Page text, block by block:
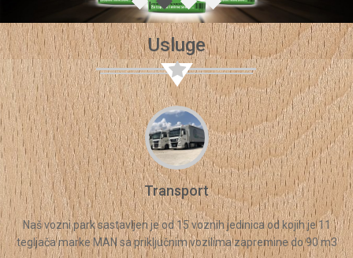
Usluge
Transport
Naš vozni park sastavljen je od 15 voznih jedinica od kojih je 11
tegljača marke MAN sa priključnim vozilima zapremine do 90 m3